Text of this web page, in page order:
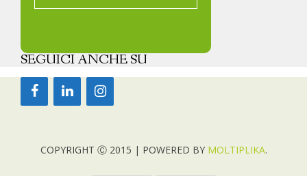
SEGUICI ANCHE SU
COPYRIGHT Ⓒ 2015 | POWERED BY MOLTIPLIKA.